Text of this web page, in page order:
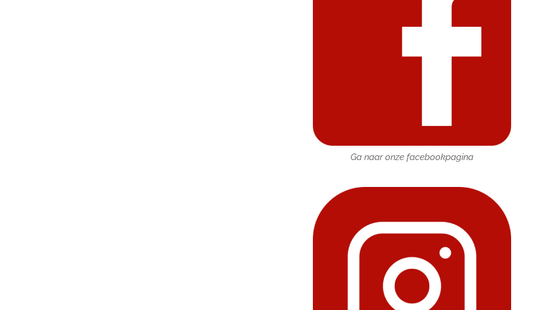
Ga naar onze facebookpagina